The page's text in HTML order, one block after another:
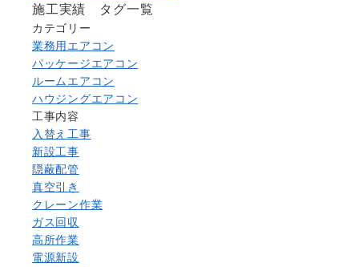
施工実績 タグ一覧
カテゴリー
業務用エアコン
パッケージエアコン
ルームエアコン
ハウジングエアコン
工事内容
入替え工事
新設工事
隠蔽配管
真空引き
クレーン作業
ガス回収
高所作業
電源新設